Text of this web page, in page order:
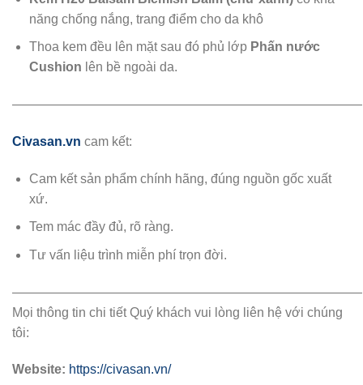
năng chống nắng, trang điểm cho da khô
Thoa kem đều lên mặt sau đó phủ lớp Phấn nước
Cushion lên bề ngoài da.
———————————————————————————
Civasan.vn cam kết:
Cam kết sản phẩm chính hãng, đúng nguồn gốc xuất
xứ.
Tem mác đầy đủ, rõ ràng.
Tư vấn liệu trình miễn phí trọn đời.
———————————————————————————
Mọi thông tin chi tiết Quý khách vui lòng liên hệ với chúng
tôi:
Website: https://civasan.vn/